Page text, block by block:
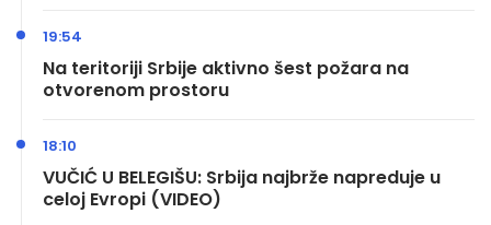
Na teritoriji Srbije aktivno šest požara na
otvorenom prostoru
19:54
VUČIĆ U BELEGIŠU: Srbija najbrže napreduje u
celoj Evropi (VIDEO)
18:10